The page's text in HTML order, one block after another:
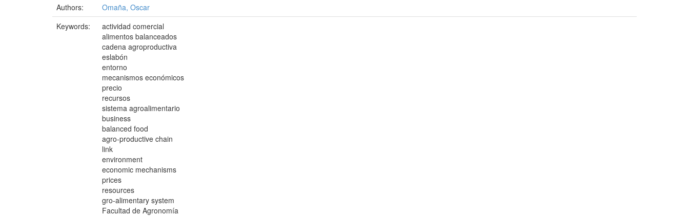
Authors:
Omaña, Oscar
Keywords:
actividad comercial
alimentos balanceados
cadena agroproductiva
eslabón
entorno
mecanismos económicos
precio
recursos
sistema agroalimentario
business
balanced food
agro-productive chain
link
environment
economic mechanisms
prices
resources
gro-alimentary system
Facultad de Agronomía